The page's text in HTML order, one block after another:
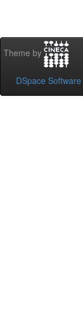
Theme by
DSpace Software